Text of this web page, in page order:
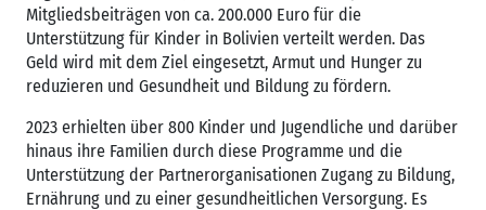
Mitgliedsbeiträgen von ca. 200.000 Euro für die
Unterstützung für Kinder in Bolivien verteilt werden. Das
Geld wird mit dem Ziel eingesetzt, Armut und Hunger zu
reduzieren und Gesundheit und Bildung zu fördern.
2023 erhielten über 800 Kinder und Jugendliche und darüber
hinaus ihre Familien durch diese Programme und die
Unterstützung der Partnerorganisationen Zugang zu Bildung,
Ernährung und zu einer gesundheitlichen Versorgung. Es